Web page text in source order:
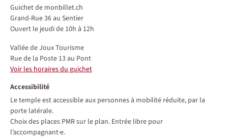
Guichet de monbillet.ch
Grand-Rue 36 au Sentier
Ouvert le jeudi de 10h à 12h
Vallée de Joux Tourisme
Rue de la Poste 13 au Pont
Voir les horaires du guichet
Accessibilité
Le temple est accessible aux personnes à mobilité réduite, par la
porte latérale.
Choix des places PMR sur le plan. Entrée libre pour
l’accompagnant·e.